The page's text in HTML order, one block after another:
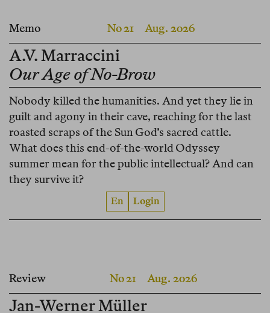
Memo No 21 Aug. 2026
A.V. Marraccini
Our Age of No-Brow
Nobody killed the humanities. And yet they lie in
guilt and agony in their cave, reaching for the last
roasted scraps of the Sun God’s sacred cattle.
What does this end-of-the-world Odyssey
summer mean for the public intellectual? And can
they survive it?
En Login
Review No 21 Aug. 2026
Jan-Werner Müller